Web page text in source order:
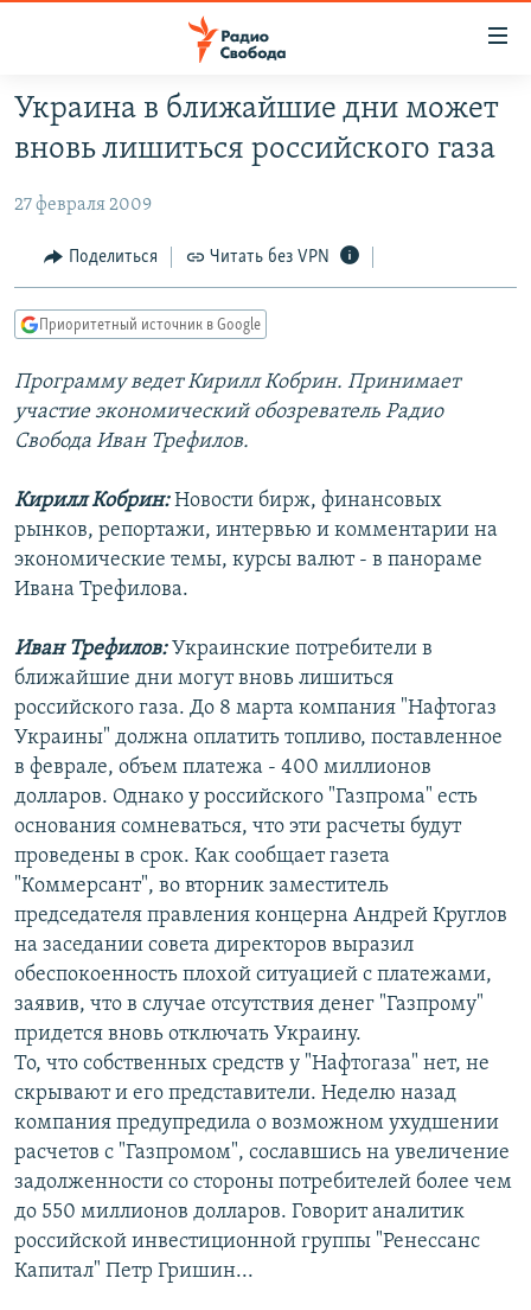
упрощенного
доступа
содержанию
Вернутся
навигации
Вернутся
ПРОГРАММЫ
АВТОРСКИЕ ПРОЕКТЫ
ЦИТАТЫ СВОБОДЫ
КУЛЬТУРА
IDEL.РЕАЛИИ
КАВКАЗ.РЕАЛИИ
СИБИРЬ.РЕАЛИИ
РАСПИСАНИЕ ВЕЩАНИЯ
ПОДПИШИТЕСЬ НА РАССЫЛКУ
СОЦИАЛЬНЫЕ СЕТИ
Все сайты РСЕ/РС
Украина в ближайшие дни может
вновь лишиться российского газа
27 февраля 2009
Поделиться Читать без VPN
Приоритетный источник в Google
Программу ведет Кирилл Кобрин. Принимает
участие экономический обозреватель Радио
Свобода Иван Трефилов.
Кирилл Кобрин:Новости бирж, финансовых
рынков, репортажи, интервью и комментарии на
экономические темы, курсы валют - в панораме
Ивана Трефилова.
Иван Трефилов:Украинские потребители в
ближайшие дни могут вновь лишиться
российского газа. До 8 марта компания "Нафтогаз
Украины" должна оплатить топливо, поставленное
в феврале, объем платежа - 400 миллионов
долларов. Однако у российского "Газпрома" есть
основания сомневаться, что эти расчеты будут
проведены в срок. Как сообщает газета
"Коммерсант", во вторник заместитель
председателя правления концерна Андрей Круглов
на заседании совета директоров выразил
обеспокоенность плохой ситуацией с платежами,
заявив, что в случае отсутствия денег "Газпрому"
придется вновь отключать Украину.
То, что собственных средств у "Нафтогаза" нет, не
скрывают и его представители. Неделю назад
компания предупредила о возможном ухудшении
расчетов с "Газпромом", сославшись на увеличение
задолженности со стороны потребителей более чем
до 550 миллионов долларов. Говорит аналитик
российской инвестиционной группы "Ренессанс
Капитал" Петр Гришин...